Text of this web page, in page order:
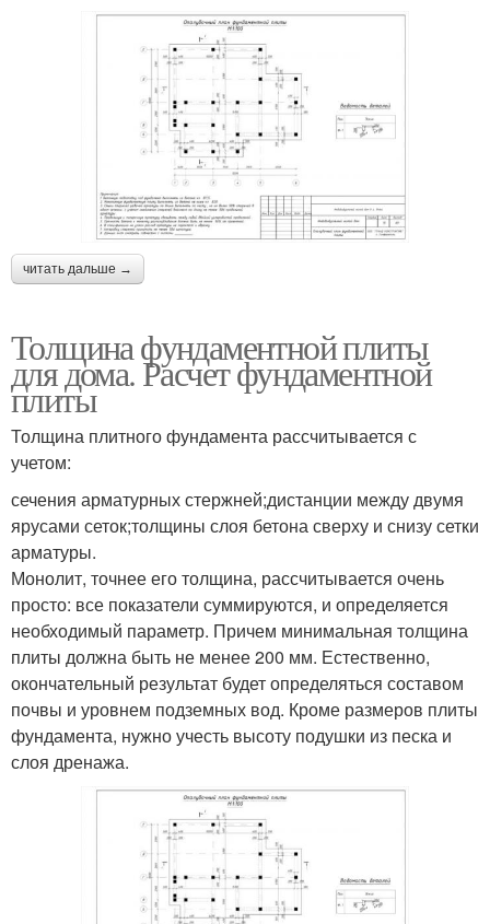
читать дальше →
Толщина фундаментной плиты
для дома. Расчет фундаментной
плиты
Толщина плитного фундамента рассчитывается с
учетом:
сечения арматурных стержней;дистанции между двумя
ярусами сеток;толщины слоя бетона сверху и снизу сетки
арматуры.
Монолит, точнее его толщина, рассчитывается очень
просто: все показатели суммируются, и определяется
необходимый параметр. Причем минимальная толщина
плиты должна быть не менее 200 мм. Естественно,
окончательный результат будет определяться составом
почвы и уровнем подземных вод. Кроме размеров плиты
фундамента, нужно учесть высоту подушки из песка и
слоя дренажа.